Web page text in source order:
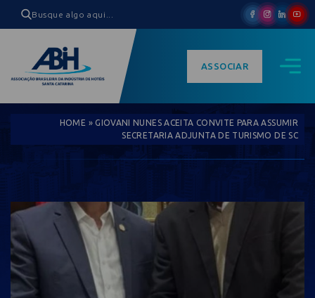
ASSOCIAR
HOME » GIOVANI NUNES ACEITA CONVITE PARA ASSUMIR
SECRETARIA ADJUNTA DE TURISMO DE SC